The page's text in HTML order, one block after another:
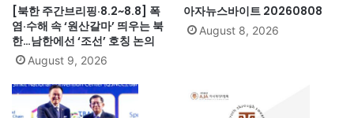
[북한 주간브리핑·8.2~8.8] 폭
염·수해 속 ‘원산갈마’ 띄우는 북
한…남한에선 ‘조선’ 호칭 논의
August 9, 2026
아자뉴스바이트 20260808
August 8, 2026